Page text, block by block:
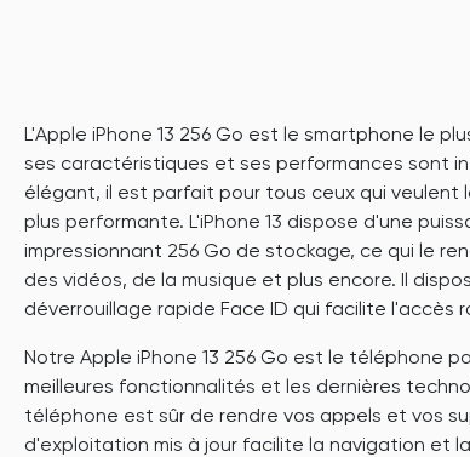
L'Apple iPhone 13 256 Go est le smartphone le
ses caractéristiques et ses performances sont
élégant, il est parfait pour tous ceux qui veulent
plus performante. L'iPhone 13 dispose d'une
impressionnant 256 Go de stockage, ce qui le
des vidéos, de la musique et plus encore. Il
déverrouillage rapide Face ID qui facilite l'accès
Notre Apple iPhone 13 256 Go est le téléphone
meilleures fonctionnalités et les dernières
téléphone est sûr de rendre vos appels et vos
d'exploitation mis à jour facilite la navigation et